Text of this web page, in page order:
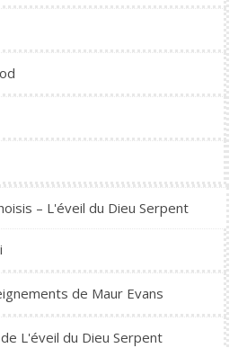
– L'éveil du Dieu Serpent
de Maur Evans
L'éveil du Dieu Serpent